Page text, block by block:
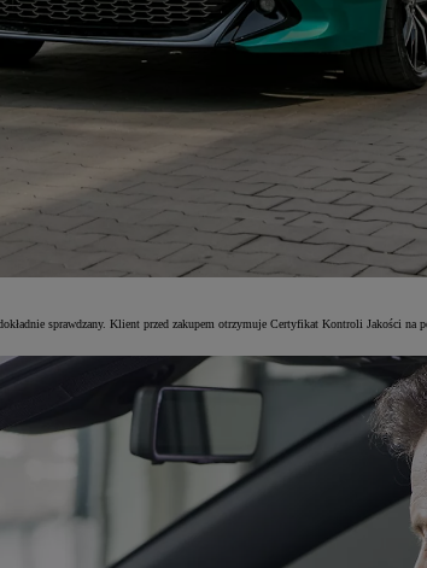
sprawdzany. Klient przed zakupem otrzymuje Certyfikat Kontroli Jakości na